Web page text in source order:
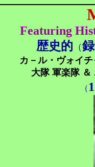
Featuring
歴史的 （
カ－ル・ヴォイ
大隊 軍楽隊 ＆
（